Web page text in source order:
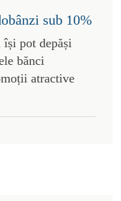
sub 10%
pot depăși
bănci
atractive